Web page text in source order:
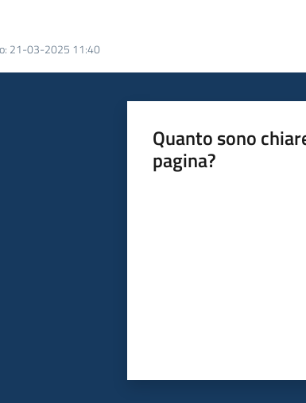
: 21-03-2025 11:40
Quanto sono
pagina?